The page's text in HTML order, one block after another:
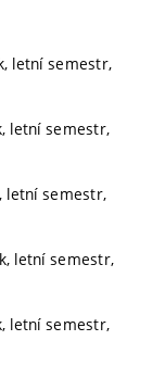
letní semestr,
letní semestr,
letní semestr,
letní semestr,
letní semestr,